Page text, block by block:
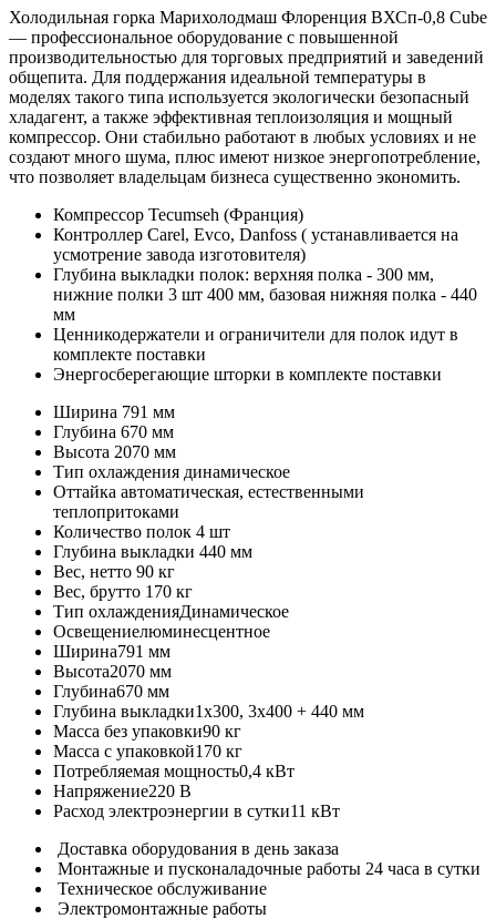
Холодильная горка Марихолодмаш Флоренция ВХСп-0,8 Cube
— профессиональное оборудование с повышенной
производительностью для торговых предприятий и заведений
общепита. Для поддержания идеальной температуры в
моделях такого типа используется экологически безопасный
хладагент, а также эффективная теплоизоляция и мощный
компрессор. Они стабильно работают в любых условиях и не
создают много шума, плюс имеют низкое энергопотребление,
что позволяет владельцам бизнеса существенно экономить.
Компрессор Tecumseh (Франция)
Контроллер Carel, Evco, Danfoss ( устанавливается на
усмотрение завода изготовителя)
Глубина выкладки полок: верхняя полка - 300 мм,
нижние полки 3 шт 400 мм, базовая нижняя полка - 440
мм
Ценникодержатели и ограничители для полок идут в
комплекте поставки
Энергосберегающие шторки в комплекте поставки
Ширина 791 мм
Глубина 670 мм
Высота 2070 мм
Тип охлаждения динамическое
Оттайка автоматическая, естественными
теплопритоками
Количество полок 4 шт
Глубина выкладки 440 мм
Вес, нетто 90 кг
Вес, брутто 170 кг
Тип охлажденияДинамическое
Освещениелюминесцентное
Ширина791 мм
Высота2070 мм
Глубина670 мм
Глубина выкладки1х300, 3х400 + 440 мм
Масса без упаковки90 кг
Масса с упаковкой170 кг
Потребляемая мощность0,4 кВт
Напряжение220 В
Расход электроэнергии в сутки11 кВт
Доставка оборудования в день заказа
Монтажные и пусконаладочные работы 24 часа в сутки
Техническое обслуживание
Электромонтажные работы